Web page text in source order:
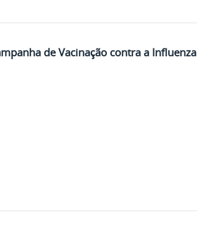
de Vacinação contra a Influenza